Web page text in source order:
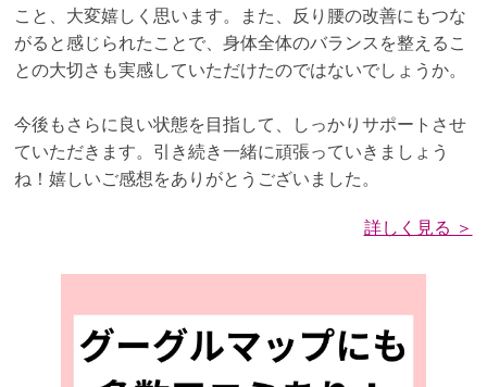
こと、大変嬉しく思います。また、反り腰の改善にもつな
がると感じられたことで、身体全体のバランスを整えるこ
との大切さも実感していただけたのではないでしょうか。
今後もさらに良い状態を目指して、しっかりサポートさせ
ていただきます。引き続き一緒に頑張っていきましょう
ね！嬉しいご感想をありがとうございました。
詳しく見る ＞